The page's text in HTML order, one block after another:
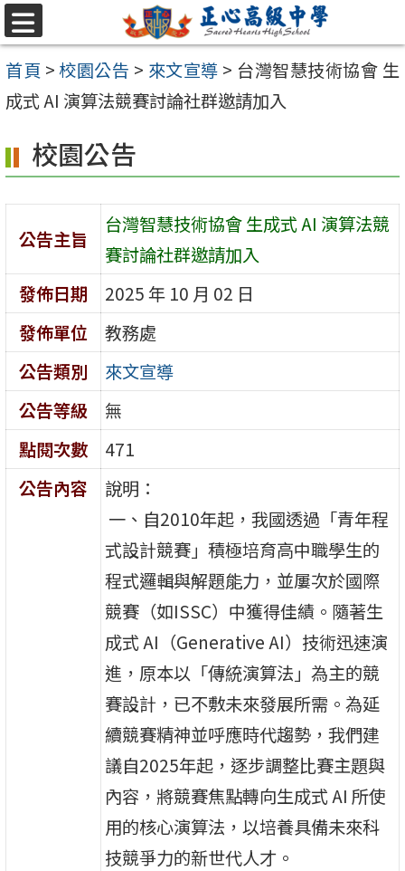
跳至主要內容區
選
單
首頁 >校園公告 > 來文宣導 > 台灣智慧技術協會 生
成式 AI 演算法競賽討論社群邀請加入
校園公告
公告主旨
台灣智慧技術協會 生成式 AI 演算法競
賽討論社群邀請加入
發佈日期
2025 年 10 月 02 日
發佈單位
教務處
公告類別
來文宣導
公告等級
無
點閱次數
471
公告內容
說明：
一、自2010年起，我國透過「青年程
式設計競賽」積極培育高中職學生的
程式邏輯與解題能力，並屢次於國際
競賽（如ISSC）中獲得佳績。隨著生
成式 AI（Generative AI）技術迅速演
進，原本以「傳統演算法」為主的競
賽設計，已不敷未來發展所需。為延
續競賽精神並呼應時代趨勢，我們建
議自2025年起，逐步調整比賽主題與
內容，將競賽焦點轉向生成式 AI 所使
用的核心演算法，以培養具備未來科
技競爭力的新世代人才。